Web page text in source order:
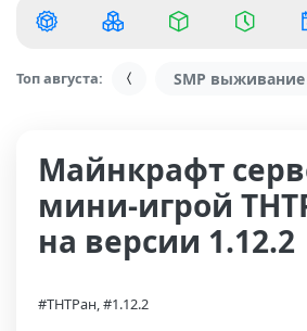
Топ августа: SMP выживание
Майнкрафт
мини-игрой
на версии 1.12.2
#ТНТРан, #1.12.2